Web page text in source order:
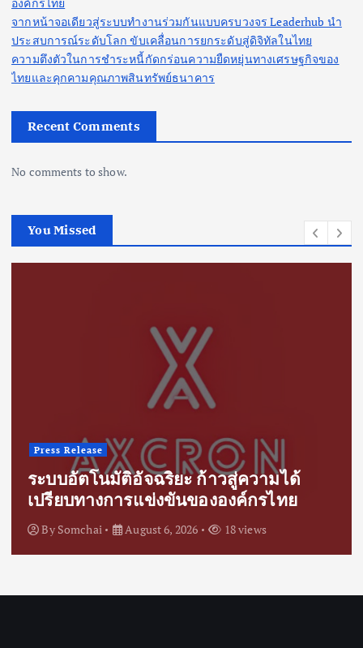
จากหน้าจอเดียวสู่ระบบทำงานร่วมกันแบบครบวงจร Leaderhub นำ
ประสบการณ์ระดับโลก ขับเคลื่อนการยกระดับสู่ดิจิทัลในไทย
ความตึงตัวในการชำระหนี้กัดกร่อนความยืดหยุ่นทางเศรษฐกิจของ
ไทยและคุกคามคุณภาพสินทรัพย์ธนาคาร
Recent Comments
No comments to show.
You Missed
Press Release
ระบบอัตโนมัติอัจฉริยะ ก้าวสู่ความได้
เปรียบทางการแข่งขันขององค์กรไทย
By Somchai August 6, 2026 18 views